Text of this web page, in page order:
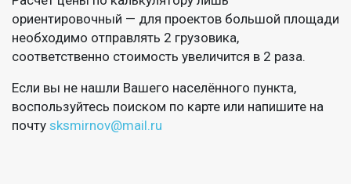
ориентировочный — для проектов большой площади
необходимо отправлять 2 грузовика,
соответственно стоимость увеличится в 2 раза.
Если вы не нашли Вашего населённого пункта,
воспользуйтесь поиском по карте или напишите на
почту sksmirnov@mail.ru